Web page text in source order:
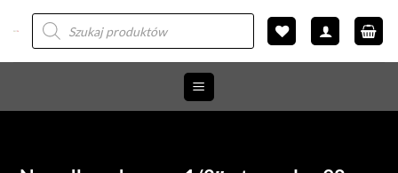
Przewiń
do
zawartości
Wyszukiwarka
produktów